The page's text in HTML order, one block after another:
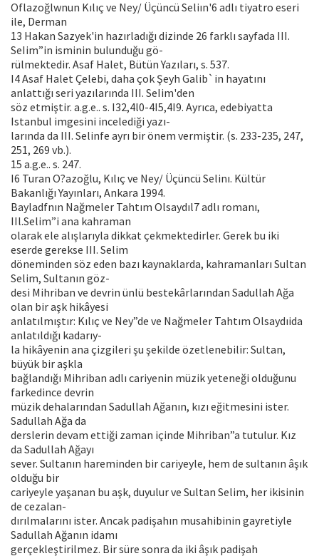
Oflazoğlwnun Kılıç ve Ney/ Üçüncü Seliın'6 adlı tiyatro eseri
ile, Derman
13 Hakan Sazyek'in hazırladığı dizinde 26 farklı sayfada III.
SeIim”in isminin bulunduğu gö-
rülmektedir. Asaf Halet, Bütün Yazıları, s. 537.
I4 Asaf Halet Çelebi, daha çok Şeyh Galib`in hayatını
anlattığı seri yazılarında III. SeIim'den
söz etmiştir. a.g.e.. s. I32,4l0-4I5,4I9. Ayrıca, edebiyatta
Istanbul imgesini incelediği yazı-
larında da III. Selinfe ayrı bir önem vermiştir. (s. 233-235, 247,
251, 269 vb.).
15 a.g.e.. s. 247.
I6 Turan O?azoğlu, Kılıç ve Ney/ Üçüncü Selinı. Kültür
Bakanlığı Yayınları, Ankara 1994.
Bayladfnın Nağmeler Tahtım Olsaydıl7 adlı romanı,
IIl.Selim”i ana kahraman
olarak ele alışlarıyla dikkat çekmektedirler. Gerek bu iki
eserde gerekse III. Selim
döneminden söz eden bazı kaynaklarda, kahramanları Sultan
Selim, Sultanın göz-
desi Mihriban ve devrin ünlü bestekârlarından Sadullah Ağa
olan bir aşk hikâyesi
anlatılmıştır: Kılıç ve Ney”de ve Nağmeler Tahtım Olsaydıida
anlatıldığı kadarıy-
la hikâyenin ana çizgileri şu şekilde özetlenebilir: Sultan,
büyük bir aşkla
bağlandığı Mihriban adlı cariyenin müzik yeteneği olduğunu
farkedince devrin
müzik dehalarından Sadullah Ağanın, kızı eğitmesini ister.
Sadullah Ağa da
derslerin devam ettiği zaman içinde Mihriban”a tutulur. Kız
da Sadullah Ağayı
sever. Sultanın hareminden bir cariyeyle, hem de sultanın âşık
olduğu bir
cariyeyle yaşanan bu aşk, duyulur ve Sultan Selim, her ikisinin
de cezalan-
dırılmalarını ister. Ancak padişahın musahibinin gayretiyle
Sadullah Ağanın idamı
gerçekleştirilmez. Bir süre sonra da iki âşık padişah